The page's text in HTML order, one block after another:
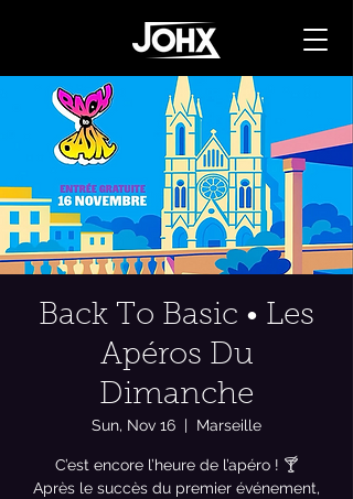
Back To Basic • Les
Apéros Du
Dimanche
Sun, Nov 16
  |
Marseille
C’est encore l’heure de l’apéro ! 🍸
Après le succès du premier événement,